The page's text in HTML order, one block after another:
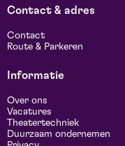
Contact & adres
Contact
Route & Parkeren
Informatie
Over ons
Vacatures
Theatertechniek
Duurzaam ondernemen